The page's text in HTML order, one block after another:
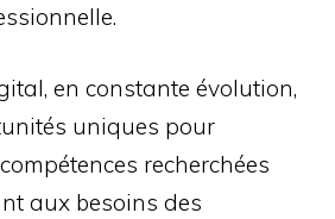
en constante évolution,
uniques pour
recherchées
aux besoins des